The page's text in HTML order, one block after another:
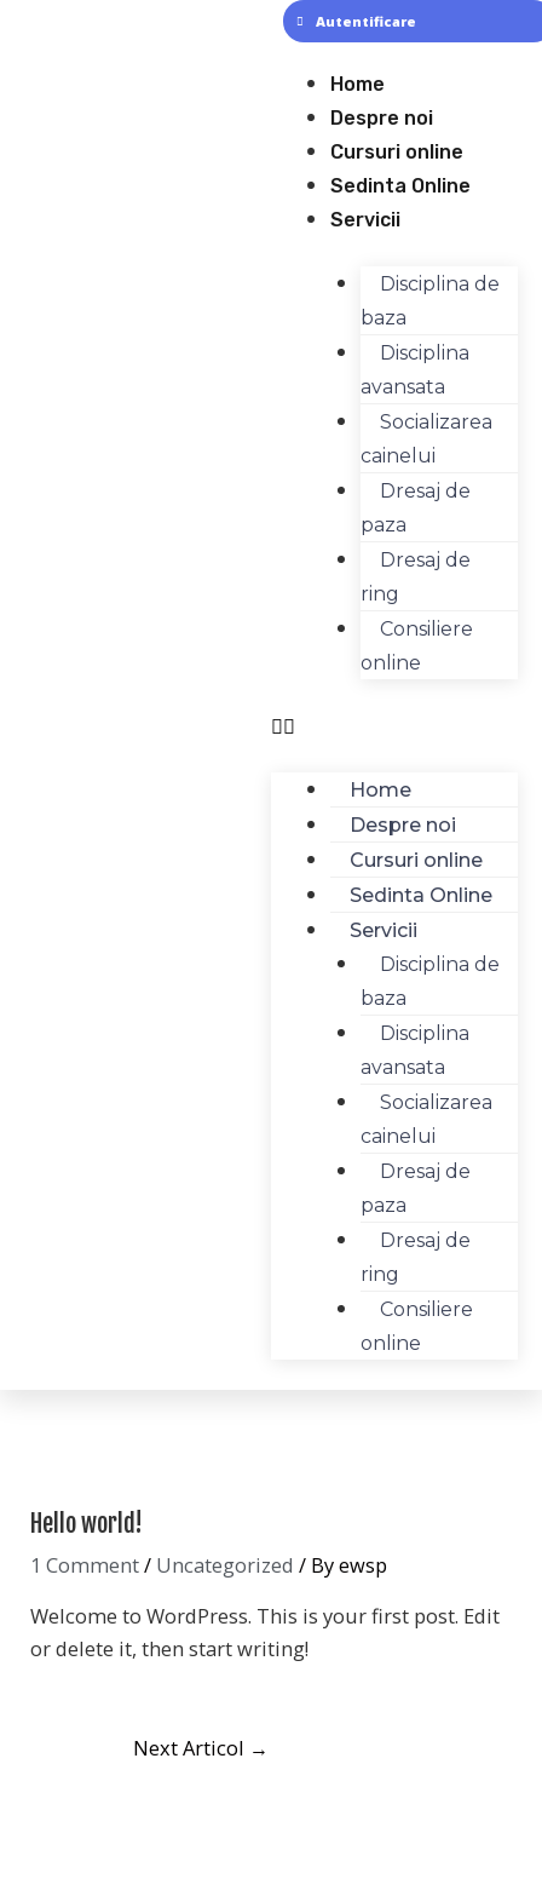
Autentificare
Home
Despre noi
Cursuri online
Sedinta Online
Servicii
Disciplina de
baza
Disciplina
avansata
Socializarea
cainelui
Dresaj de
paza
Dresaj de
ring
Consiliere
online
Meniu
Home
Despre noi
Cursuri online
Sedinta Online
Servicii
Disciplina de
baza
Disciplina
avansata
Socializarea
cainelui
Dresaj de
paza
Dresaj de
ring
Consiliere
online
Hello world!
1 Comment/ Uncategorized / Byewsp
Welcome to WordPress. This is your first post. Edit
or delete it, then start writing!
Next Articol →